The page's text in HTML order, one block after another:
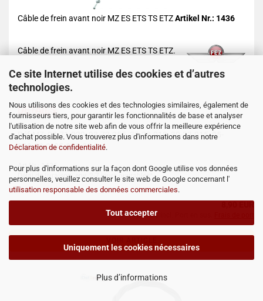
Ce site Internet utilise des cookies et d’autres
technologies.
Nous utilisons des cookies et des technologies similaires, également de
fournisseurs tiers, pour garantir les fonctionnalités de base et analyser
l'utilisation de notre site web afin de vous offrir la meilleure expérience
d'achat possible. Vous trouverez plus d'informations dans notre
Déclaration de confidentialité.
Pour plus d'informations sur la façon dont Google utilise vos données
personnelles, veuillez consulter le site web de Google concernant l'
utilisation responsable des données commerciales.
Tout accepter
Uniquement les cookies nécessaires
Plus d’informations
Câble de frein avant noir MZ ES ETS TS ETZArtikel Nr.: 1436
Câble de frein avant noir MZ ES ETS TS ETZ.
Choisir le type de moto
DETAILS
Réf.MZ: 93-71.920, 93-72.255, 30-23.019, 30-23.015, 05-
829.18-0, 05-829.20-0
Art.Nr.: 1436
Délai de livraison: env. 2-7 jours ouvrables*
8,90 EUR
TVA. 19% incl. Port en sus.